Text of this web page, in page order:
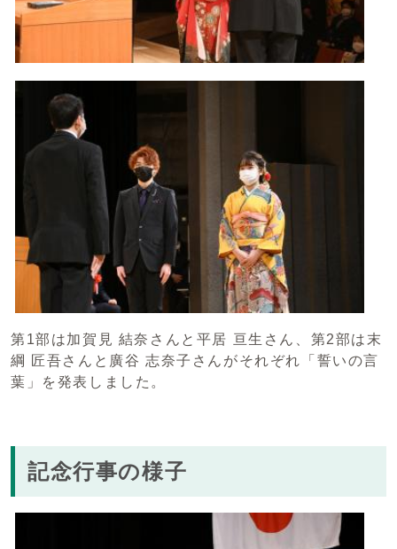
第1部は加賀見 結奈さんと平居 亘生さん、第2部は末
綱 匠吾さんと廣谷 志奈子さんがそれぞれ「誓いの言
葉」を発表しました。
記念行事の様子